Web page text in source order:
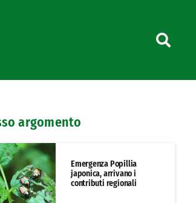
argomento
Emergenza Popillia
japonica, arrivano i
contributi regionali